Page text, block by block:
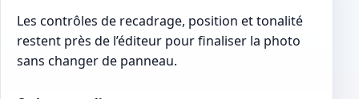
Les contrôles de recadrage, position et tonalité
restent près de l’éditeur pour finaliser la photo
sans changer de panneau.